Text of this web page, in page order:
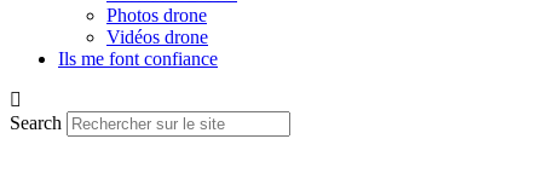
Photos drone
Vidéos drone
Ils me font confiance
Search